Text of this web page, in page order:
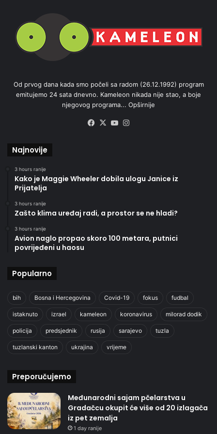
Od prvog dana kada smo počeli sa radom (26.12.1992) program
emitujemo 24 sata dnevno. Kameleon nikada nije stao, a boje
njegovog programa... Opširnije
Facebook
X YouTube
Najnovije
3 hours ranije
Kako je Maggie Wheeler dobila ulogu Janice iz
Prijatelja
3 hours ranije
Zašto klima uređaj radi, a prostor se ne hladi?
3 hours ranije
Avion naglo propao skoro 100 metara, putnici
povrijeđeni u haosu
Popularno
bih Bosna i Hercegovina Covid-19 fokus fudbal
istaknuto izrael kameleon koronavirus milorad dodik
policija predsjednik rusija sarajevo tuzla
tuzlanski kanton ukrajina vrijeme
Preporučujemo
Međunarodni sajam pčelarstva u
Gradačcu okupit će više od 20 izlagača
iz pet zemalja
1 day ranije